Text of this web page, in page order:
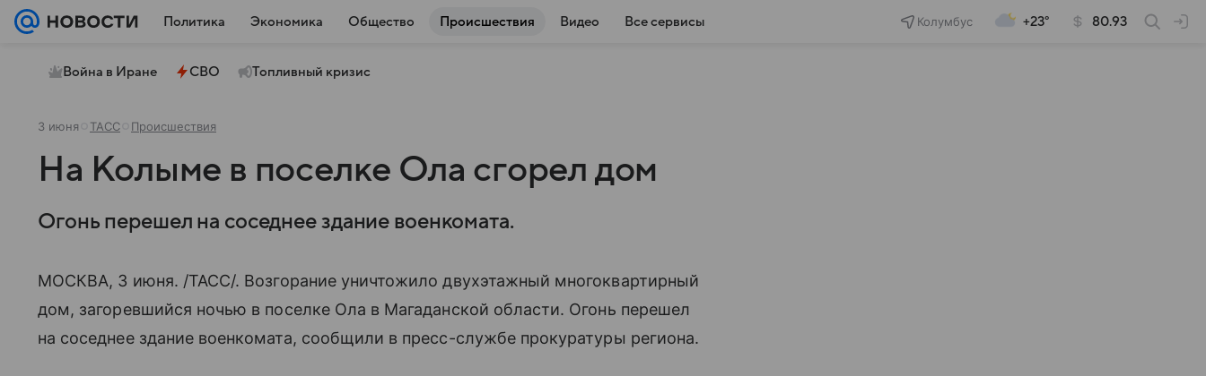
Политика Экономика Общество Происшествия Видео Все сервисы Колумбус +23° 80.93
Война в Иране СВО Топливный кризис
3 июня ТАСС Происшествия
На Колыме в поселке Ола сгорел дом
Огонь перешел на соседнее здание военкомата.
МОСКВА, 3 июня. /ТАСС/. Возгорание уничтожило двухэтажный многоквартирный
дом, загоревшийся ночью в поселке Ола в Магаданской области. Огонь перешел
на соседнее здание военкомата, сообщили в пресс-службе прокуратуры региона.